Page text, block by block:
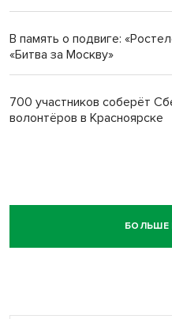
В память о подвиге:
«Битва за Москву»
700 участников соберёт
волонтёров в Красноярске
БОЛЬШЕ